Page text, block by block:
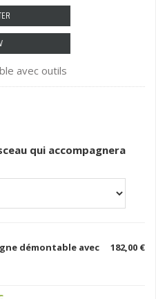
avec outils
qui accompagnera
démontable avec
182,00 €